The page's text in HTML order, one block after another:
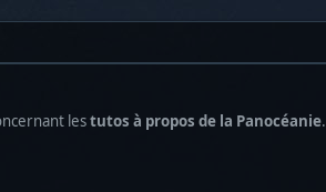
lestutos à propos de la Panocéanie.